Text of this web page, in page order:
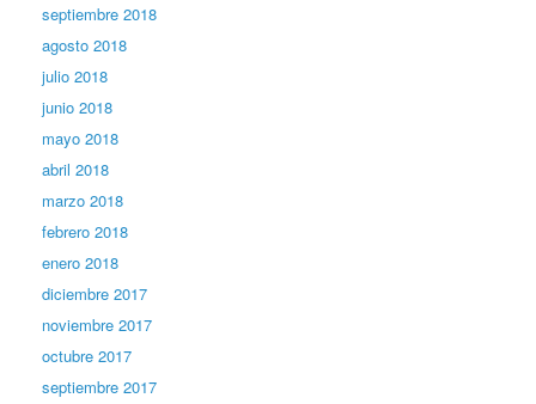
septiembre 2018
agosto 2018
julio 2018
junio 2018
mayo 2018
abril 2018
marzo 2018
febrero 2018
enero 2018
diciembre 2017
noviembre 2017
octubre 2017
septiembre 2017